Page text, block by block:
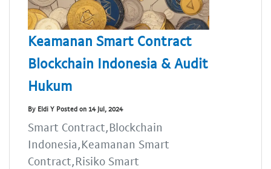
Keamanan Smart Contract
Blockchain Indonesia & Audit
Hukum
By Eldi Y Posted on 14 Jul, 2024
Smart Contract,Blockchain
Indonesia,Keamanan Smart
Contract,Risiko Smart